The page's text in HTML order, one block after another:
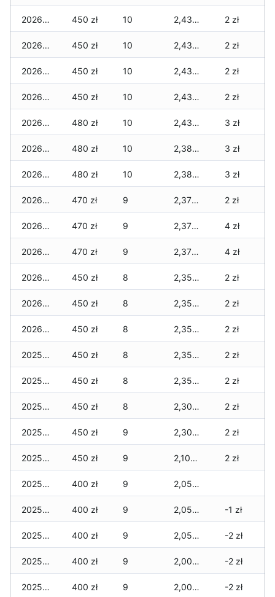
2026-01-14 450 zł 10 2,430 zł 2 zł
2026-01-13 450 zł 10 2,430 zł 2 zł
2026-01-12 450 zł 10 2,430 zł 2 zł
2026-01-11 450 zł 10 2,430 zł 2 zł
2026-01-09 480 zł 10 2,430 zł 3 zł
2026-01-08 480 zł 10 2,380 zł 3 zł
2026-01-07 480 zł 10 2,380 zł 3 zł
2026-01-06 470 zł 9 2,370 zł 2 zł
2026-01-05 470 zł 9 2,370 zł 4 zł
2026-01-04 470 zł 9 2,370 zł 4 zł
2026-01-03 450 zł 8 2,350 zł 2 zł
2026-01-02 450 zł 8 2,350 zł 2 zł
2026-01-01 450 zł 8 2,350 zł 2 zł
2025-12-31 450 zł 8 2,350 zł 2 zł
2025-12-30 450 zł 8 2,350 zł 2 zł
2025-12-29 450 zł 8 2,300 zł 2 zł
2025-12-28 450 zł 9 2,300 zł 2 zł
2025-12-27 450 zł 9 2,100 zł 2 zł
2025-12-26 400 zł 9 2,050 zł
2025-12-25 400 zł 9 2,050 zł -1 zł
2025-12-24 400 zł 9 2,050 zł -2 zł
2025-12-23 400 zł 9 2,000 zł -2 zł
2025-12-22 400 zł 9 2,000 zł -2 zł